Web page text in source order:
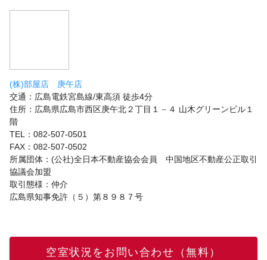
(株)部屋店 庚午店
交通：広島電鉄宮島線/東高須 徒歩4分
住所：広島県広島市西区庚午北２丁目１－４ 山木グリーンビル１
階
TEL：082-507-0501
FAX：082-507-0502
所属団体：(公社)全日本不動産協会会員 中国地区不動産公正取引
協議会加盟
取引態様：仲介
広島県知事免許（５）第８９８７号
空室状況をお問い合わせ（無料）